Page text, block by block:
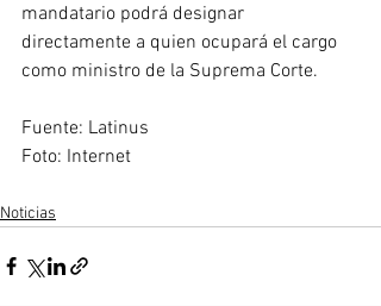
mandatario podrá designar
directamente a quien ocupará el cargo
como ministro de la Suprema Corte.
Fuente: Latinus
Foto: Internet
Noticias